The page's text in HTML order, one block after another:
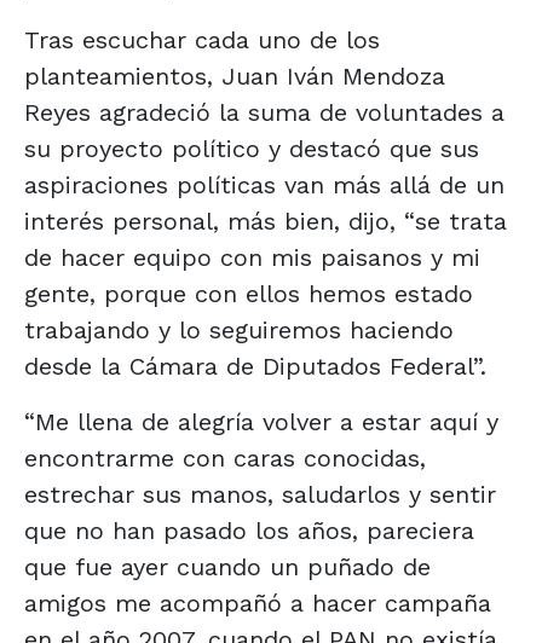
Tras escuchar cada uno de los
planteamientos, Juan Iván Mendoza
Reyes agradeció la suma de voluntades a
su proyecto político y destacó que sus
aspiraciones políticas van más allá de un
interés personal, más bien, dijo, “se trata
de hacer equipo con mis paisanos y mi
gente, porque con ellos hemos estado
trabajando y lo seguiremos haciendo
desde la Cámara de Diputados Federal”.
“Me llena de alegría volver a estar aquí y
encontrarme con caras conocidas,
estrechar sus manos, saludarlos y sentir
que no han pasado los años, pareciera
que fue ayer cuando un puñado de
amigos me acompañó a hacer campaña